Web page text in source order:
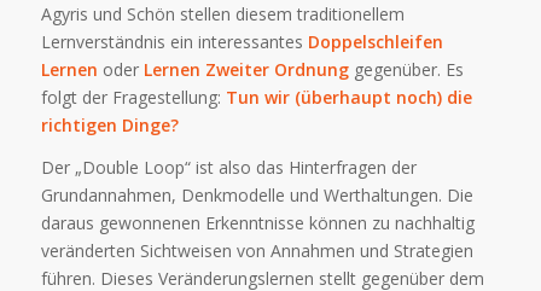
Agyris und Schön stellen diesem traditionellem
Lernverständnis ein interessantes Doppelschleifen
Lernen oder Lernen Zweiter Ordnunggegenüber. Es
folgt der Fragestellung: Tun wir (überhaupt noch) die
richtigen Dinge?
Der „Double Loop“ ist also das Hinterfragen der
Grundannahmen, Denkmodelle und Werthaltungen. Die
daraus gewonnenen Erkenntnisse können zu nachhaltig
veränderten Sichtweisen von Annahmen und Strategien
führen. Dieses Veränderungslernen stellt gegenüber dem